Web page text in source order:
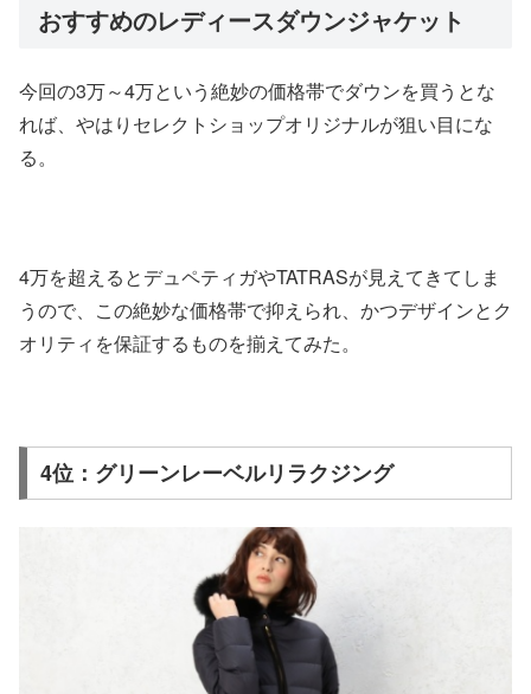
おすすめのレディースダウンジャケット
今回の3万～4万という絶妙の価格帯でダウンを買うとな
れば、やはりセレクトショップオリジナルが狙い目にな
る。
4万を超えるとデュペティガやTATRASが見えてきてしま
うので、この絶妙な価格帯で抑えられ、かつデザインとク
オリティを保証するものを揃えてみた。
4位：グリーンレーベルリラクジング